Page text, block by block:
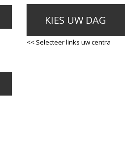
KIES UW DAG
<< Selecteer links uw centra